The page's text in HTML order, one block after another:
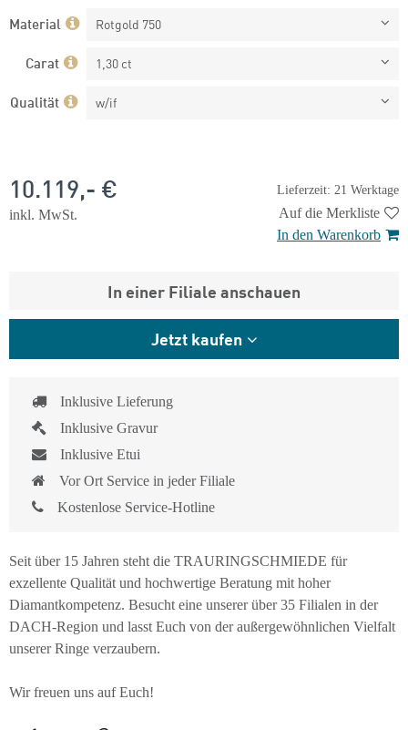
Material Rotgold 750
Carat 1,30 ct
Qualität w/if
Lieferzeit: 21 Werktage
10.119,- €
inkl. MwSt.
Auf die Merkliste
In den Warenkorb
In einer Filiale anschauen
Jetzt kaufen
Inklusive Lieferung
Inklusive Gravur
Inklusive Etui
Vor Ort Service in jeder Filiale
Kostenlose Service-Hotline
Seit über 15 Jahren steht die TRAURINGSCHMIEDE für
exzellente Qualität und hochwertige Beratung mit hoher
Diamantkompetenz. Besucht eine unserer über 35 Filialen in der
DACH-Region und lasst Euch von der außergewöhnlichen Vielfalt
unserer Ringe verzaubern.
Wir freuen uns auf Euch!